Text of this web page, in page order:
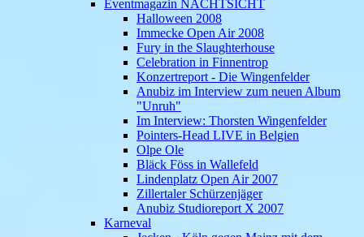
Eventmagazin NACHTSICHT
Halloween 2008
Immecke Open Air 2008
Fury in the Slaughterhouse
Celebration in Finnentrop
Konzertreport - Die Wingenfelder
Anubiz im Interview zum neuen Album
"Unruh"
Im Interview: Thorsten Wingenfelder
Pointers-Head LIVE in Belgien
Olpe Ole
Bläck Föss in Wallefeld
Lindenplatz Open Air 2007
Zillertaler Schürzenjäger
Anubiz Studioreport X 2007
Karneval